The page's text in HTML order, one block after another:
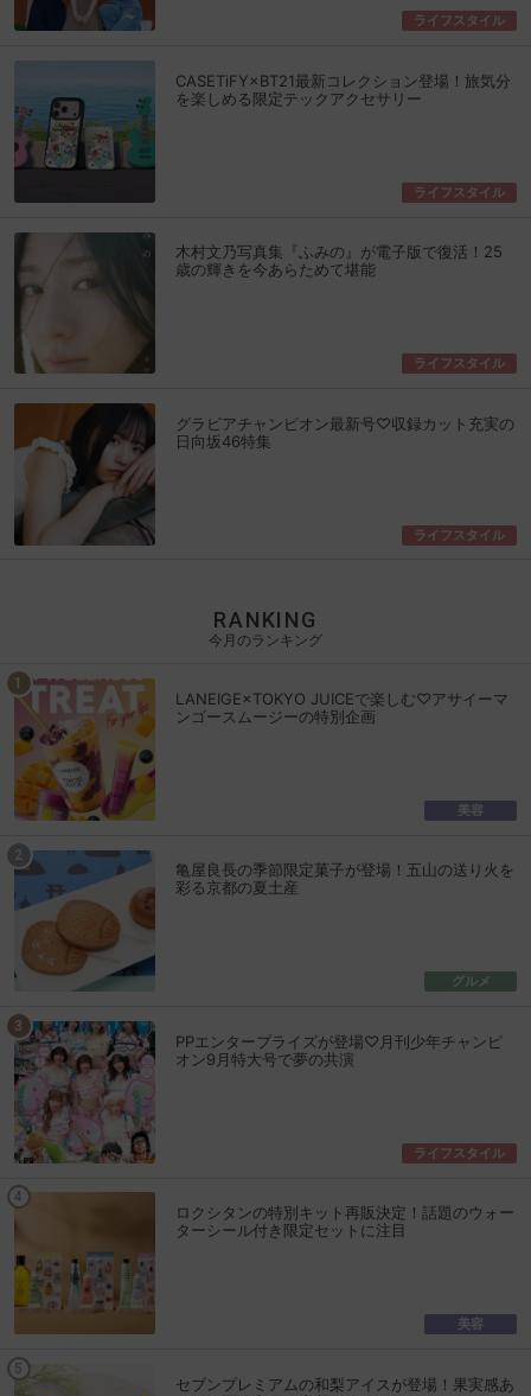
ライフスタイル
CASETiFY×BT21最新コレクション登場！旅気分
を楽しめる限定テックアクセサリー
ライフスタイル
木村文乃写真集『ふみの』が電子版で復活！25
歳の輝きを今あらためて堪能
ライフスタイル
グラビアチャンピオン最新号♡収録カット充実の
日向坂46特集
ライフスタイル
RANKING
今月のランキング
LANEIGE×TOKYO JUICEで楽しむ♡アサイーマ
ンゴースムージーの特別企画
美容
亀屋良長の季節限定菓子が登場！五山の送り火を
彩る京都の夏土産
グルメ
PPエンタープライズが登場♡月刊少年チャンピ
オン9月特大号で夢の共演
ライフスタイル
ロクシタンの特別キット再販決定！話題のウォー
ターシール付き限定セットに注目
美容
セブンプレミアムの和梨アイスが登場！果実感あ